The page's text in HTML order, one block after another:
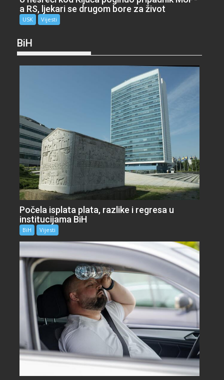
a RS, ljekari se drugom bore za život
USK Vijesti
BiH
Počela isplata plata, razlike i regresa u
institucijama BiH
BiH Vijesti